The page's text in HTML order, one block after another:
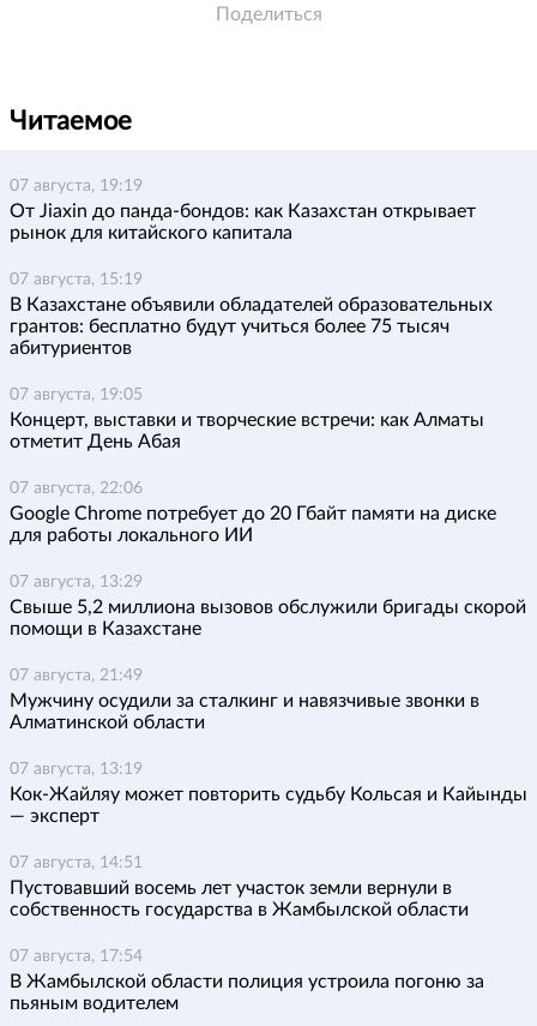
Поделиться
Читаемое
07 августа, 19:19
От Jiaxin до панда-бондов: как Казахстан открывает
рынок для китайского капитала
07 августа, 15:19
В Казахстане объявили обладателей образовательных
грантов: бесплатно будут учиться более 75 тысяч
абитуриентов
07 августа, 19:05
Концерт, выставки и творческие встречи: как Алматы
отметит День Абая
07 августа, 22:06
Google Chrome потребует до 20 Гбайт памяти на диске
для работы локального ИИ
07 августа, 13:29
Свыше 5,2 миллиона вызовов обслужили бригады скорой
помощи в Казахстане
07 августа, 21:49
Мужчину осудили за сталкинг и навязчивые звонки в
Алматинской области
07 августа, 13:19
Кок-Жайляу может повторить судьбу Кольсая и Кайынды
— эксперт
07 августа, 14:51
Пустовавший восемь лет участок земли вернули в
собственность государства в Жамбылской области
07 августа, 17:54
В Жамбылской области полиция устроила погоню за
пьяным водителем